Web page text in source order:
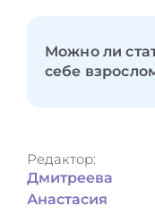
Можно ли
себе
Редактор:
Дмитреева
Анастасия